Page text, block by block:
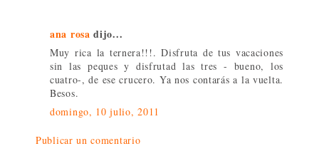
ana rosa dijo...
Muy rica la ternera!!!. Disfruta de tus vacaciones
sin las peques y disfrutad las tres - bueno, los
cuatro-, de ese crucero. Ya nos contarás a la vuelta.
Besos.
domingo, 10 julio, 2011
Publicar un comentario